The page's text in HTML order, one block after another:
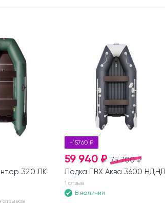
320 ЛК
отзывов
-15760 ₽
75 700 ₽
59 940 ₽
Лодка ПВХ Аква 3600 НДНД
1 отзыв
В наличии